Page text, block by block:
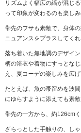
リズムよく幅広の縞が混じ
って印象が変わるのも楽しみ
帯先のフサも素敵で、身体
ニュアンスをプラスしてくれ
落ち着いた無地調のデザイ
柄の浴衣や着物にすっとな
え、夏コーデの楽しみを広げ
たとえば、魚の帯留めを波
にゆらすように添えても素
帯先の一方から、約126cm
ざらっとした手触りの、し